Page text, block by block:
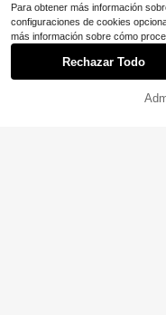
Para obtener más información
configuraciones de cookies
más información sobre cómo
Rechazar Todo